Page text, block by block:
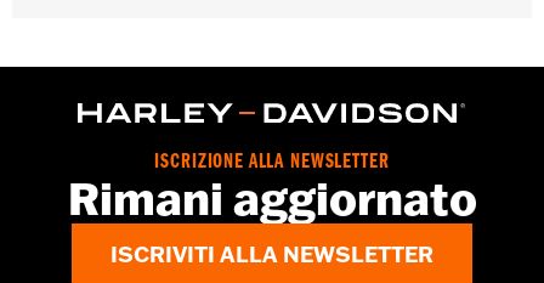
GARANZIA:1 year limited warranty – Go towww.h-
ISCRIZIONE ALLA NEWSLETTER
Rimani aggiornato
ISCRIVITI ALLA NEWSLETTER